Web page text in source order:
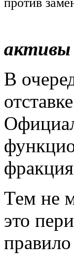
активы
В
Тем не
это